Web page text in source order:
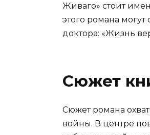
Живаго» стоит
этого романа
доктора: «Жизнь
Сюжет
Сюжет романа
войны. В центре